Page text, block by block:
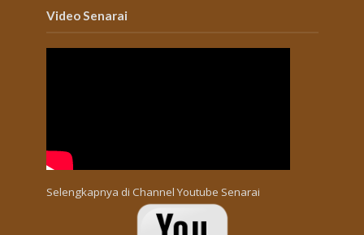
Video Senarai
Selengkapnya di Channel Youtube Senarai